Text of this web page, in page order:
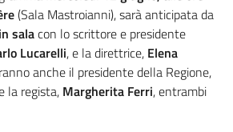
(Sala Mastroianni), sarà anticipata da
salacon lo scrittore e presidente
Lucarelli, e la direttrice, Elena
anche il presidente della Regione,
la regista, Margherita Ferri, entrambi